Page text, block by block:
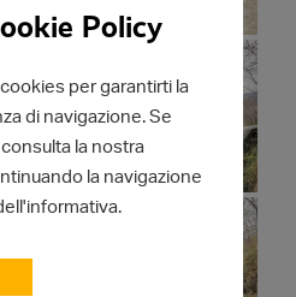
Policy
per garantirti la
di navigazione. Se
la nostra
la navigazione